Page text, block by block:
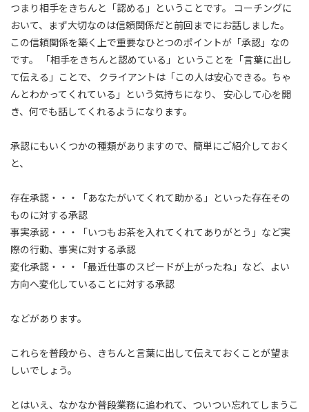
つまり相手をきちんと「認める」ということです。 コーチングに
おいて、まず大切なのは信頼関係だと前回までにお話しました。
この信頼関係を築く上で重要なひとつのポイントが「承認」なの
です。 「相手をきちんと認めている」ということを「言葉に出し
て伝える」ことで、 クライアントは「この人は安心できる。ちゃ
んとわかってくれている」という気持ちになり、 安心して心を開
き、何でも話してくれるようになります。
承認にもいくつかの種類がありますので、簡単にご紹介しておく
と、
存在承認・・・「あなたがいてくれて助かる」といった存在その
ものに対する承認
事実承認・・・「いつもお茶を入れてくれてありがとう」など実
際の行動、事実に対する承認
変化承認・・・「最近仕事のスピードが上がったね」など、よい
方向へ変化していることに対する承認
などがあります。
これらを普段から、きちんと言葉に出して伝えておくことが望ま
しいでしょう。
とはいえ、なかなか普段業務に追われて、ついつい忘れてしまうこ